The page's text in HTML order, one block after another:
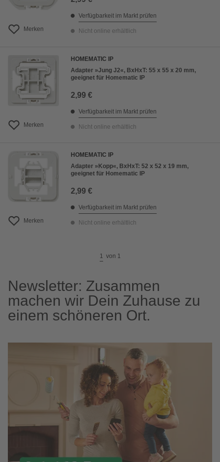
Merken
Verfügbarkeit im Markt prüfen
Nicht online erhältlich
Merken
HOMEMATIC IP
Adapter »Jung J2«, BxHxT: 55 x 55 x 20 mm,
geeignet für Homematic IP
2,99 €
Verfügbarkeit im Markt prüfen
Nicht online erhältlich
Merken
HOMEMATIC IP
Adapter »Kopp«, BxHxT: 52 x 52 x 19 mm,
geeignet für Homematic IP
2,99 €
Verfügbarkeit im Markt prüfen
Nicht online erhältlich
1 von 1
Newsletter: Zusammen
machen wir Dein Zuhause zu
einem schöneren Ort.